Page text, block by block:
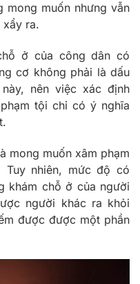
muốn nhưng vẫn
xẩy ra.
ở của công dân có
cơ không phải là dấu
nên việc xác định
tội chỉ có ý nghĩa
mong muốn xâm phạm
nhiên, mức độ có
khám chỗ ở của người
người khác ra khỏi
được được một phần